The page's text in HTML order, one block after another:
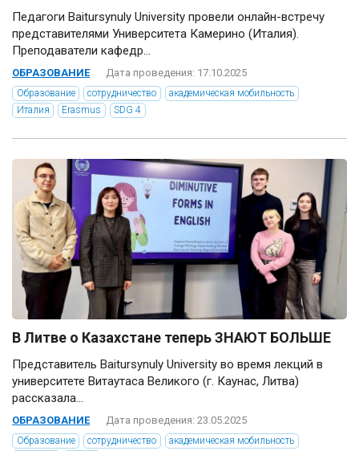
Педагоги Baitursynuly University провели онлайн-встречу
представителями Университета Камерино (Италия).
Преподаватели кафедр...
ОБРАЗОВАНИЕ Дата проведения: 17.10.2025
Образование сотрудничество
академическая мобильность
Италия
Erasmus SDG 4
В Литве о Казахстане теперь ЗНАЮТ БОЛЬШЕ
Представитель Baitursynuly University во время лекций в
университете Витаутаса Великого (г. Каунас, Литва)
рассказала...
ОБРАЗОВАНИЕ Дата проведения: 23.05.2025
Образование сотрудничество
академическая мобильность